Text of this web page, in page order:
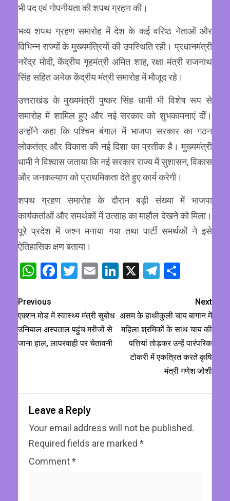
भी पद एवं गोपनीयता की शपथ ग्रहण की।
भव्य शपथ ग्रहण समारोह में देश के कई वरिष्ठ नेताओं और
विभिन्न राज्यों के मुख्यमंत्रियों की उपस्थिति रही। प्रधानमंत्री
नरेंद्र मोदी, केंद्रीय गृहमंत्री अमित शाह, रक्षा मंत्री राजनाथ
सिंह सहित अनेक केंद्रीय मंत्री समारोह में मौजूद रहे।
उत्तराखंड के मुख्यमंत्री पुष्कर सिंह धामी भी विशेष रूप से
समारोह में शामिल हुए और नई सरकार को शुभकामनाएं दीं।
उन्होंने कहा कि पश्चिम बंगाल में भाजपा सरकार का गठन
लोकतंत्र और विकास की नई दिशा का प्रतीक है। मुख्यमंत्री
धामी ने विश्वास जताया कि नई सरकार राज्य में सुशासन, विकास
और जनकल्याण को प्राथमिकता देते हुए कार्य करेगी।
शपथ ग्रहण समारोह के दौरान बड़ी संख्या में भाजपा
कार्यकर्ताओं और समर्थकों में उत्साह का माहौल देखने को मिला।
पूरे प्रदेश में जश्न मनाया गया तथा पार्टी समर्थकों ने इसे
ऐतिहासिक क्षण बताया।
WhatsApp
Facebook
Twitter
EmailLinkedIn
X Telegram
Previous
एक्शन मोड में स्वास्थ्य मंत्री सुबोध
उनियाल अस्पताल पहुंच मरीजों से
जाना हाल, लापरवाही पर चेतावनी
Next
असम के हाथीकुली चाय बागान में
महिला श्रमिकों के साथ चाय की
पत्तियां तोड़कर उन्हें पारंपरिक
टोकरी में एकत्रित करते कृषि
मंत्री गणेश जोशी
Leave a Reply
Your email address will not be published.
Required fields are marked *
Comment*